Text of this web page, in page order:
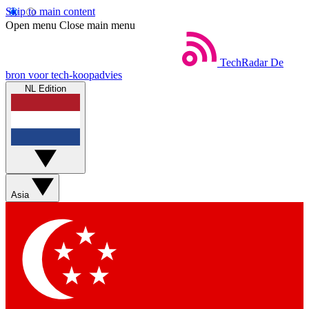
Skip to main content
Open menu Close main menu
TechRadar De
bron voor tech-koopadvies
NL Edition
Asia